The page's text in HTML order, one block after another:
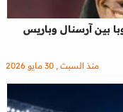
بين آرسنال وباريس
منذ السبت , 30 مايو 2026